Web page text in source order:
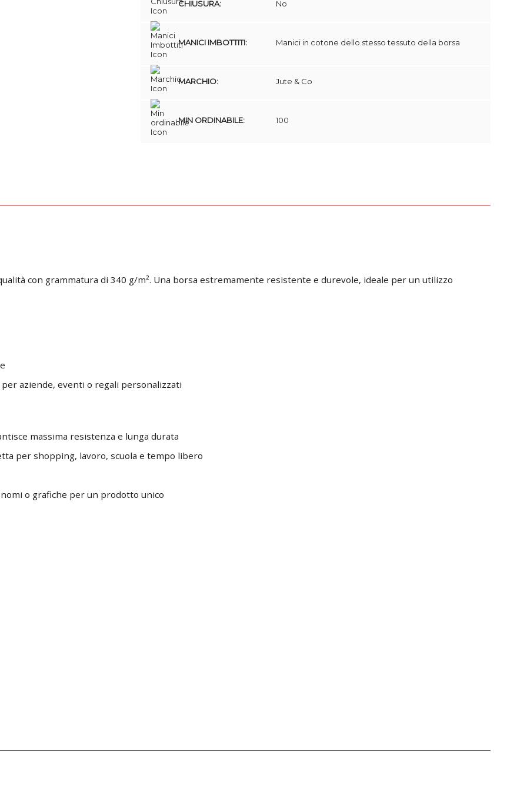
CHIUSURA: No
MANICI IMBOTTITI: Manici in cotone dello stesso tessuto della borsa
MARCHIO: Jute & Co
MIN ORDINABILE: 100
con grammatura di 340 g/m². Una borsa estremamente resistente e durevole, ideale per un utilizzo
aziende, eventi o regali personalizzati
massima resistenza e lunga durata
per shopping, lavoro, scuola e tempo libero
o grafiche per un prodotto unico